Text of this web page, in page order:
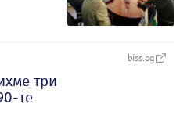
biss.bg
три
те